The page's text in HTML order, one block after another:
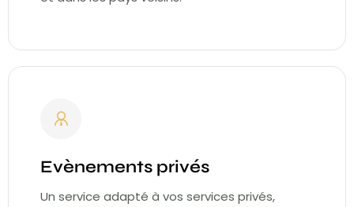
Evènements privés
Un service adapté à vos services privés,